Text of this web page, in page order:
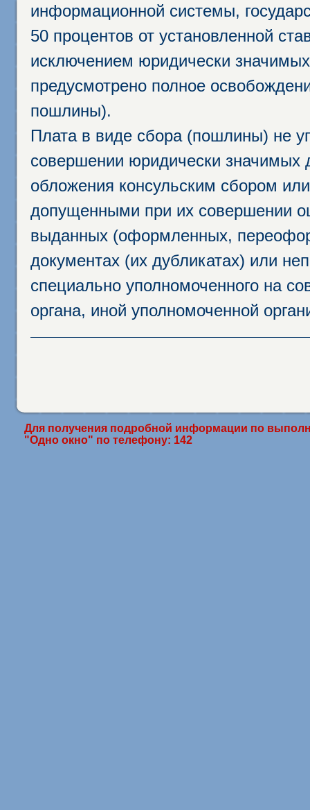
информационной системы,
50 процентов от установленной
исключением юридически
предусмотрено полное
пошлины).
Плата в виде сбора (пошлины) не
совершении юридически
обложения консульским сбором
допущенными при их совершении
выданных (оформленных,
документах (их дубликатах) или
специально уполномоченного на
органа, иной уполномоченной
Для получения подробной информации по
"Одно окно" по телефону: 142